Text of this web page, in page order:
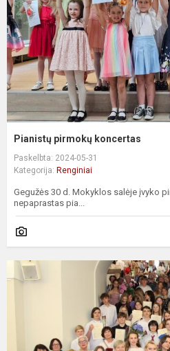
Pianistų pirmokų koncertas
Paskelbta: 2024-05-31
Kategorija: Renginiai
Gegužės 30 d. Mokyklos salėje įvyko
nepaprastas pia...